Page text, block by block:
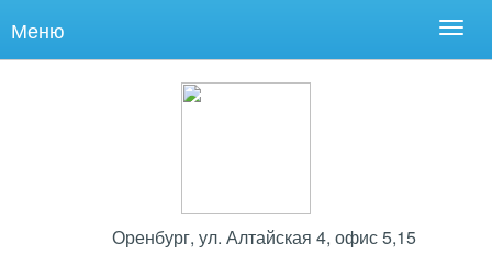
Оренбург, ул. Алтайская 4, офис 5,15
Меню